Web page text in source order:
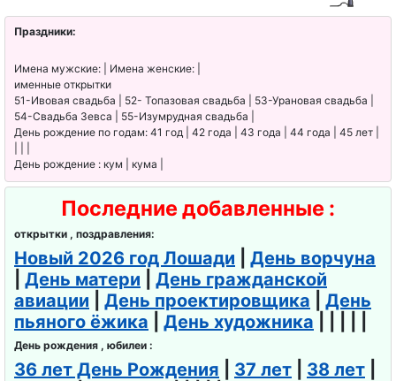
энергетика
риэлтора ,
День агента
по
сти
День МЧС
День
компьютер
щика
День
транспортн
ой полиции
Праздники:
Имена мужские: | Имена женские: |
именные открытки
51-Ивовая свадьба | 52- Топазовая свадьба | 53-Урановая свадьба |
54-Свадьба Зевса | 55-Изумрудная свадьба |
День рождение по годам: 41 год | 42 года | 43 года | 44 года | 45 лет |
День рождение : кум | кума |
Последние добавленные :
открытки , поздравления:
Новый 2026 год Лошади
День ворчуна
День матери
День гражданской
авиации
День проектировщика
День
пьяного ёжика
День художника
День рождения , юбилеи :
36 лет День Рождения 37 лет 38 лет